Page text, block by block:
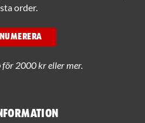
order.
för 2000 kr eller mer.